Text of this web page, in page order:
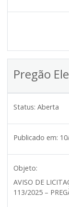
Pregão
Status: Aberta
Publicado em:
Objeto:
AVISO DE
113/2025 –